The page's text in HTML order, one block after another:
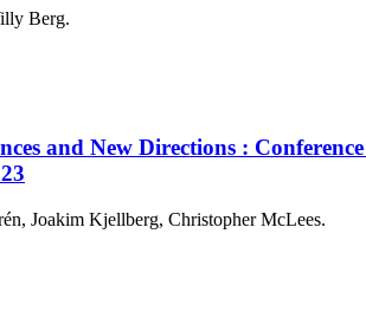
Berg.
and New Directions :
Joakim Kjellberg, Christopher McLees.